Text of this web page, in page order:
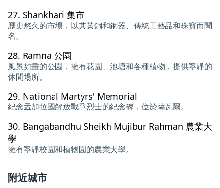
27. Shankhari 集市
歷史悠久的市場，以其黃銅和銅器、傳統工藝品和珠寶而聞
名。
28. Ramna 公園
風景如畫的公園，擁有花園、池塘和各種植物，提供寧靜的
休閒場所。
29. National Martyrs' Memorial
紀念孟加拉國解放戰爭烈士的紀念碑，位於薩瓦爾。
30. Bangabandhu Sheikh Mujibur Ra​​hman 農業大
學
擁有寧靜校園和植物園的農業大學。
附近城市